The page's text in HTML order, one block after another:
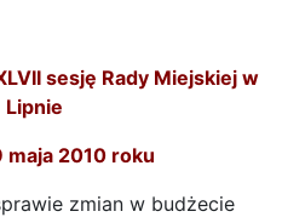
sesję Rady Miejskiej w
Lipnie
maja 2010 roku
zmian w budżecie